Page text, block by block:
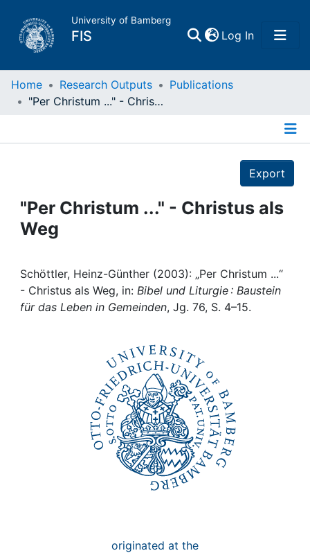
University of Bamberg
FIS Log In(current)
Home
Projects
People
Institutions
Awards
Home Research Outputs
Publications
"Per Christum ..." - Christus als Weg
Export
"Per Christum ..." - Christus als
Weg
Schöttler, Heinz-Günther (2003): „Per Christum ...“
- Christus als Weg, in: Bibel und Liturgie : Baustein
für das Leben in Gemeinden, Jg. 76, S. 4–15.
originated at the